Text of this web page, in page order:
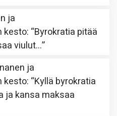
ja
kesto: “Byrokratia pitää
viulut…”
ja
kesto: “Kyllä byrokratia
ja kansa maksaa